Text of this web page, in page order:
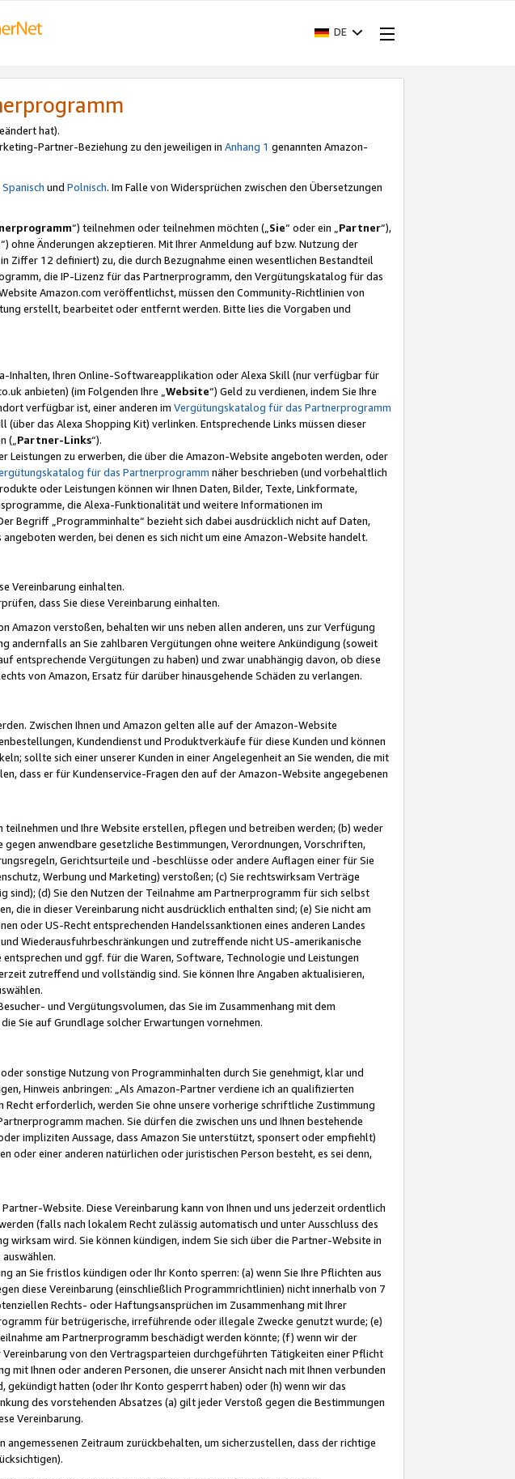
DE
hat).
Partner-Beziehung zu den jeweiligen in Anhang 1 genannten Amazon-
Spanisch und Polnisch. Im Falle von Widersprüchen zwischen den Übersetzungen
“) teilnehmen oder teilnehmen möchten („Sie“ oder ein „Partner“),
“) ohne Änderungen akzeptieren. Mit Ihrer Anmeldung auf bzw. Nutzung der
Ziffer 12 definiert) zu, die durch Bezugnahme einen wesentlichen Bestandteil
die IP-Lizenz für das Partnerprogramm, den Vergütungskatalog für das
Amazon.com veröffentlichst, müssen den Community-Richtlinien von
erstellt, bearbeitet oder entfernt werden. Bitte lies die Vorgaben und
Inhalten, Ihren Online-Softwareapplikation oder Alexa Skill (nur verfügbar für
anbieten) (im Folgenden Ihre „ Website“) Geld zu verdienen, indem Sie Ihre
verfügbar ist, einer anderen im Vergütungskatalog für das Partnerprogramm
(über das Alexa Shopping Kit) verlinken. Entsprechende Links müssen dieser
(„ Partner-Links“).
Leistungen zu erwerben, die über die Amazon-Website angeboten werden, oder
für das Partnerprogramm näher beschrieben (und vorbehaltlich
oder Leistungen können wir Ihnen Daten, Bilder, Texte, Linkformate,
die Alexa-Funktionalität und weitere Informationen im
Begriff „Programminhalte“ bezieht sich dabei ausdrücklich nicht auf Daten,
werden, bei denen es sich nicht um eine Amazon-Website handelt.
Vereinbarung einhalten.
dass Sie diese Vereinbarung einhalten.
Amazon verstoßen, behalten wir uns neben allen anderen, uns zur Verfügung
andernfalls an Sie zahlbaren Vergütungen ohne weitere Ankündigung (soweit
entsprechende Vergütungen zu haben) und zwar unabhängig davon, ob diese
von Amazon, Ersatz für darüber hinausgehende Schäden zu verlangen.
Zwischen Ihnen und Amazon gelten alle auf der Amazon-Website
Kundendienst und Produktverkäufe für diese Kunden und können
sollte sich einer unserer Kunden in einer Angelegenheit an Sie wenden, die mit
dass er für Kundenservice-Fragen den auf der Amazon-Website angegebenen
und Ihre Website erstellen, pflegen und betreiben werden; (b) weder
anwendbare gesetzliche Bestimmungen, Verordnungen, Vorschriften,
Gerichtsurteile und -beschlüsse oder andere Auflagen einer für Sie
Werbung und Marketing) verstoßen; (c) Sie rechtswirksam Verträge
(d) Sie den Nutzen der Teilnahme am Partnerprogramm für sich selbst
die in dieser Vereinbarung nicht ausdrücklich enthalten sind; (e) Sie nicht am
oder US-Recht entsprechenden Handelssanktionen eines anderen Landes
Wiederausfuhrbeschränkungen und zutreffende nicht US-amerikanische
und ggf. für die Waren, Software, Technologie und Leistungen
zutreffend und vollständig sind. Sie können Ihre Angaben aktualisieren,
und Vergütungsvolumen, das Sie im Zusammenhang mit dem
Sie auf Grundlage solcher Erwartungen vornehmen.
sonstige Nutzung von Programminhalten durch Sie genehmigt, klar und
Hinweis anbringen: „Als Amazon-Partner verdiene ich an qualifizierten
Recht erforderlich, werden Sie ohne unsere vorherige schriftliche Zustimmung
machen. Sie dürfen die zwischen uns und Ihnen bestehende
impliziten Aussage, dass Amazon Sie unterstützt, sponsert oder empfiehlt)
oder einer anderen natürlichen oder juristischen Person besteht, es sei denn,
Website. Diese Vereinbarung kann von Ihnen und uns jederzeit ordentlich
(falls nach lokalem Recht zulässig automatisch und unter Ausschluss des
wirksam wird. Sie können kündigen, indem Sie sich über die Partner-Website in
an Sie fristlos kündigen oder Ihr Konto sperren: (a) wenn Sie Ihre Pflichten aus
diese Vereinbarung (einschließlich Programmrichtlinien) nicht innerhalb von 7
Rechts- oder Haftungsansprüchen im Zusammenhang mit Ihrer
für betrügerische, irreführende oder illegale Zwecke genutzt wurde; (e)
am Partnerprogramm beschädigt werden könnte; (f) wenn wir der
von den Vertragsparteien durchgeführten Tätigkeiten einer Pflicht
Ihnen oder anderen Personen, die unserer Ansicht nach mit Ihnen verbunden
gekündigt hatten (oder Ihr Konto gesperrt haben) oder (h) wenn wir das
des vorstehenden Absatzes (a) gilt jeder Verstoß gegen die Bestimmungen
Vereinbarung.
Zeitraum zurückbehalten, um sicherzustellen, dass der richtige